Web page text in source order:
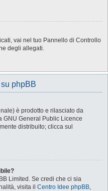
vai nel tuo Pannello di Controllo
degli allegati.
su phpBB
è prodotto e rilasciato da
GNU General Public Licence
distribuito; clicca sul
Limited. Se credi che ci sia
visita il Centro Idee phpBB,